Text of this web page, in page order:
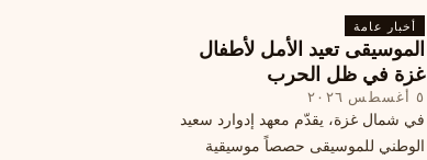
الأوروبي لاستغلال هشاشة موقفه، فما
هي الآثار السياسية لهذه الأزمة؟
أخبار عامة
الموسيقى تعيد الأمل لأطفال
غزة في ظل الحرب
٥ أغسطس ٢٠٢٦
في شمال غزة، يقدّم معهد إدوارد سعيد
الوطني للموسيقى حصصاً موسيقية